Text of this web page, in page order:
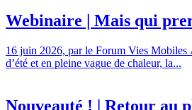
Webinaire | Mais qui
16 juin 2026, par le Forum Vies Mobiles
d’été et en pleine vague de chaleur, la...
Nouveauté ! | Retour au